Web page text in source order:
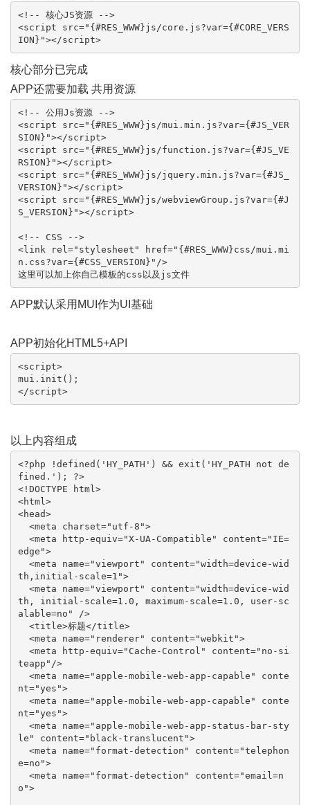
<!-- 核心JS资源 -->
<script src="{#RES_WWW}js/core.js?var={#CORE_VERS
ION}"></script>
核心部分已完成
APP还需要加载 共用资源
<!-- 公用Js资源 -->
<script src="{#RES_WWW}js/mui.min.js?var={#JS_VER
SION}"></script>
<script src="{#RES_WWW}js/function.js?var={#JS_VE
RSION}"></script>
<script src="{#RES_WWW}js/jquery.min.js?var={#JS_
VERSION}"></script>
<script src="{#RES_WWW}js/webviewGroup.js?var={#J
S_VERSION}"></script>
<!-- CSS -->
<link rel="stylesheet" href="{#RES_WWW}css/mui.mi
n.css?var={#CSS_VERSION}"/>
这里可以加上你自己模板的css以及js文件
APP默认采用MUI作为UI基础
APP初始化HTML5+API
<script>
mui.init();
</script>
以上内容组成
<?php !defined('HY_PATH') && exit('HY_PATH not de
fined.'); ?>
<!DOCTYPE html>
<html>
<head>
<meta charset="utf-8">
<meta http-equiv="X-UA-Compatible" content="IE=
edge">
<meta name="viewport" content="width=device-wid
th,initial-scale=1">
<meta name="viewport" content="width=device-wid
th, initial-scale=1.0, maximum-scale=1.0, user-sc
alable=no" />
<title>标题</title>
<meta name="renderer" content="webkit">
<meta http-equiv="Cache-Control" content="no-si
teapp"/>
<meta name="apple-mobile-web-app-capable" conte
nt="yes">
<meta name="apple-mobile-web-app-capable" conte
nt="yes">
<meta name="apple-mobile-web-app-status-bar-sty
le" content="black-translucent">
<meta name="format-detection" content="telephon
e=no">
<meta name="format-detection" content="email=n
o">